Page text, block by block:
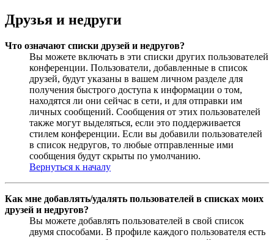
Друзья и недруги
Что означают списки друзей и недругов?
Вы можете включать в эти списки других пользователей
конференции. Пользователи, добавленные в список
друзей, будут указаны в вашем личном разделе для
получения быстрого доступа к информации о том,
находятся ли они сейчас в сети, и для отправки им
личных сообщений. Сообщения от этих пользователей
также могут выделяться, если это поддерживается
стилем конференции. Если вы добавили пользователей
в список недругов, то любые отправленные ими
сообщения будут скрыты по умолчанию.
Вернуться к началу
Как мне добавлять/удалять пользователей в списках моих
друзей и недругов?
Вы можете добавлять пользователей в свой список
двумя способами. В профиле каждого пользователя есть